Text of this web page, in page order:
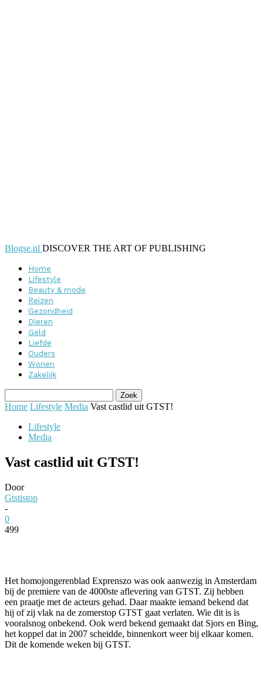
Blogse.nl DISCOVER THE ART OF PUBLISHING
Home
Lifestyle
Beauty & mode
Reizen
Gezondheid
Dieren
Geld
Liefde
Ouders
Wonen
Zakelijk
Home Lifestyle Media Vast castlid uit GTST!
Lifestyle
Media
Vast castlid uit GTST!
Door
Gtstistop
-
0
499
Het homojongerenblad Exprenszo was ook aanwezig in Amsterdam
bij de premiere van de 4000ste aflevering van GTST. Zij hebben
een praatje met de acteurs gehad. Daar maakte iemand bekend dat
hij of zij vlak na de zomerstop GTST gaat verlaten. Wie dit is is
vooralsnog onbekend. Ook werd bekend gemaakt dat Sjors en Bing,
het koppel dat in 2007 scheidde, binnenkort weer bij elkaar komen.
Dit de komende weken bij GTST.